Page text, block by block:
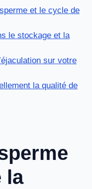
et le cycle de
le stockage et la
sur votre
la qualité de
la